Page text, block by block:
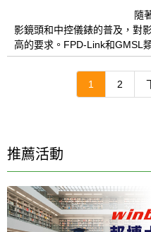
隨
影鏡頭和中控儀錶的普及，對
高的要求。FPD-Link和GMSL
1 2
推薦活動